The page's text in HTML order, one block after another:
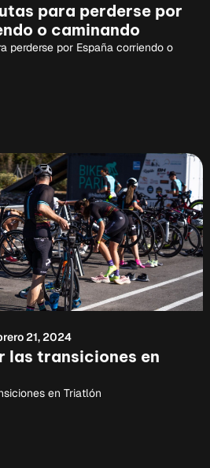
para perderse por
o caminando
perderse por España corriendo o
21, 2024
las transiciones en
en Triatlón